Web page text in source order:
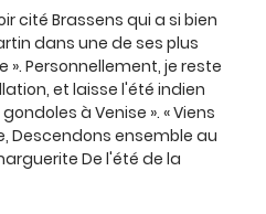
cité Brassens qui a si bien
dans une de ses plus
». Personnellement, je reste
et laisse l'été indien
à Venise ». « Viens
Descendons ensemble au
De l'été de la